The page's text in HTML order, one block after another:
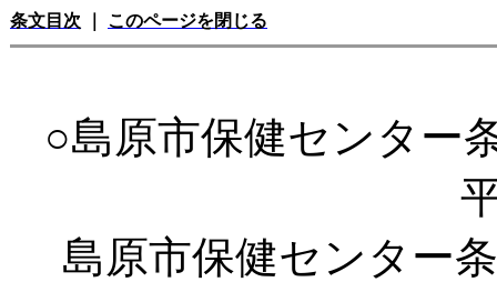
条文目次 このページを閉じる
○島原市保健センター
島原市保健センター